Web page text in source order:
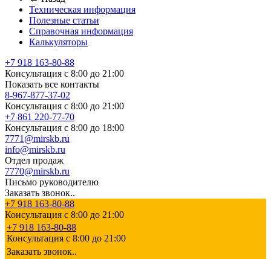
Техническая информация
Полезные статьи
Справочная информация
Калькуляторы
+7 918 163-80-88
Консультация с 8:00 до 21:00
Показать все контакты
8-967-877-37-02
Консультация с 8:00 до 21:00
+7 861 220-77-70
Консультация с 8:00 до 18:00
7771@mirskb.ru
info@mirskb.ru
Отдел продаж
7770@mirskb.ru
Письмо руководителю
Заказать звонок..
+7 918 163-80-88
Консультация с 8:00 до 21:00
+7 918 163-80-88
Консультация с 8:00 до 21:00
Заказать звонок..